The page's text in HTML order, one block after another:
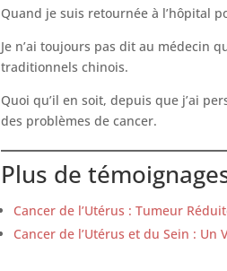
Quand je suis retournée à l’hôpital
Je n’ai toujours pas dit au médecin
traditionnels chinois.
Quoi qu’il en soit, depuis que j’ai
des problèmes de cancer.
Plus de
Cancer de l’Utérus : Tumeur
Cancer de l’Utérus et du Sein : Un